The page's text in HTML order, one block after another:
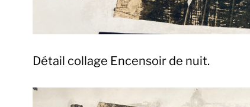
Détail collage Encensoir de nuit.